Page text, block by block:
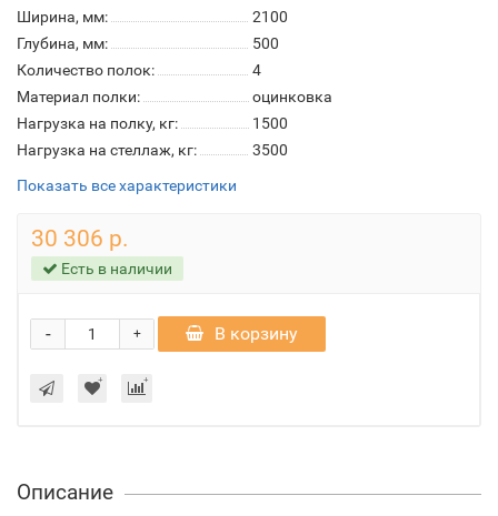
Ширина, мм:
2100
Глубина, мм:
500
Количество полок:
4
Материал полки:
оцинковка
Нагрузка на полку, кг:
1500
Нагрузка на стеллаж, кг:
3500
Показать все характеристики
30 306 р.
Есть в наличии
+
- В корзину
Описание